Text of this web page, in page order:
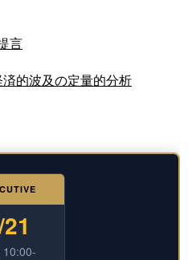
言
的波及の定量的分析
10:00-